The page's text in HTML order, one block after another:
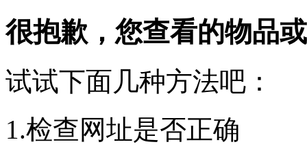
很抱歉，您查看的物品
试试下面几种方法吧：
1.检查网址是否正确